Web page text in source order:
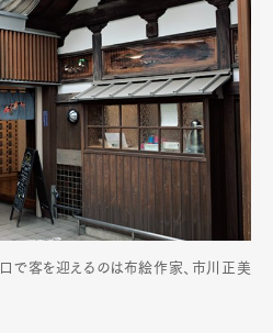
で客を迎えるのは布絵作家、市川正美